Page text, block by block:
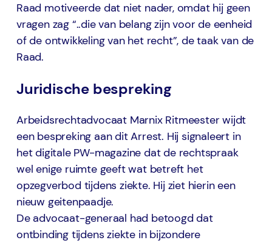
Raad motiveerde dat niet nader, omdat hij geen
vragen zag “..die van belang zijn voor de eenheid
of de ontwikkeling van het recht”, de taak van de
Raad.
Juridische bespreking
Arbeidsrechtadvocaat Marnix Ritmeester wijdt
een bespreking aan dit Arrest. Hij signaleert in
het digitale PW-magazine dat de rechtspraak
wel enige ruimte geeft wat betreft het
opzegverbod tijdens ziekte. Hij ziet hierin een
nieuw geitenpaadje.
De advocaat-generaal had betoogd dat
ontbinding tijdens ziekte in bijzondere